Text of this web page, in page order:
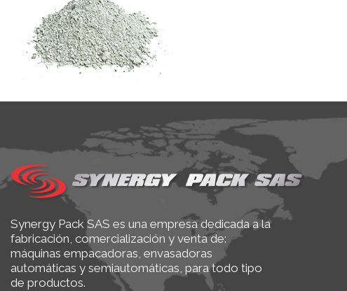
Synergy Pack SAS es una empresa dedicada a la
fabricación, comercialización y venta de:
máquinas empacadoras, envasadoras
automáticas y semiautomáticas, para todo tipo
de productos.